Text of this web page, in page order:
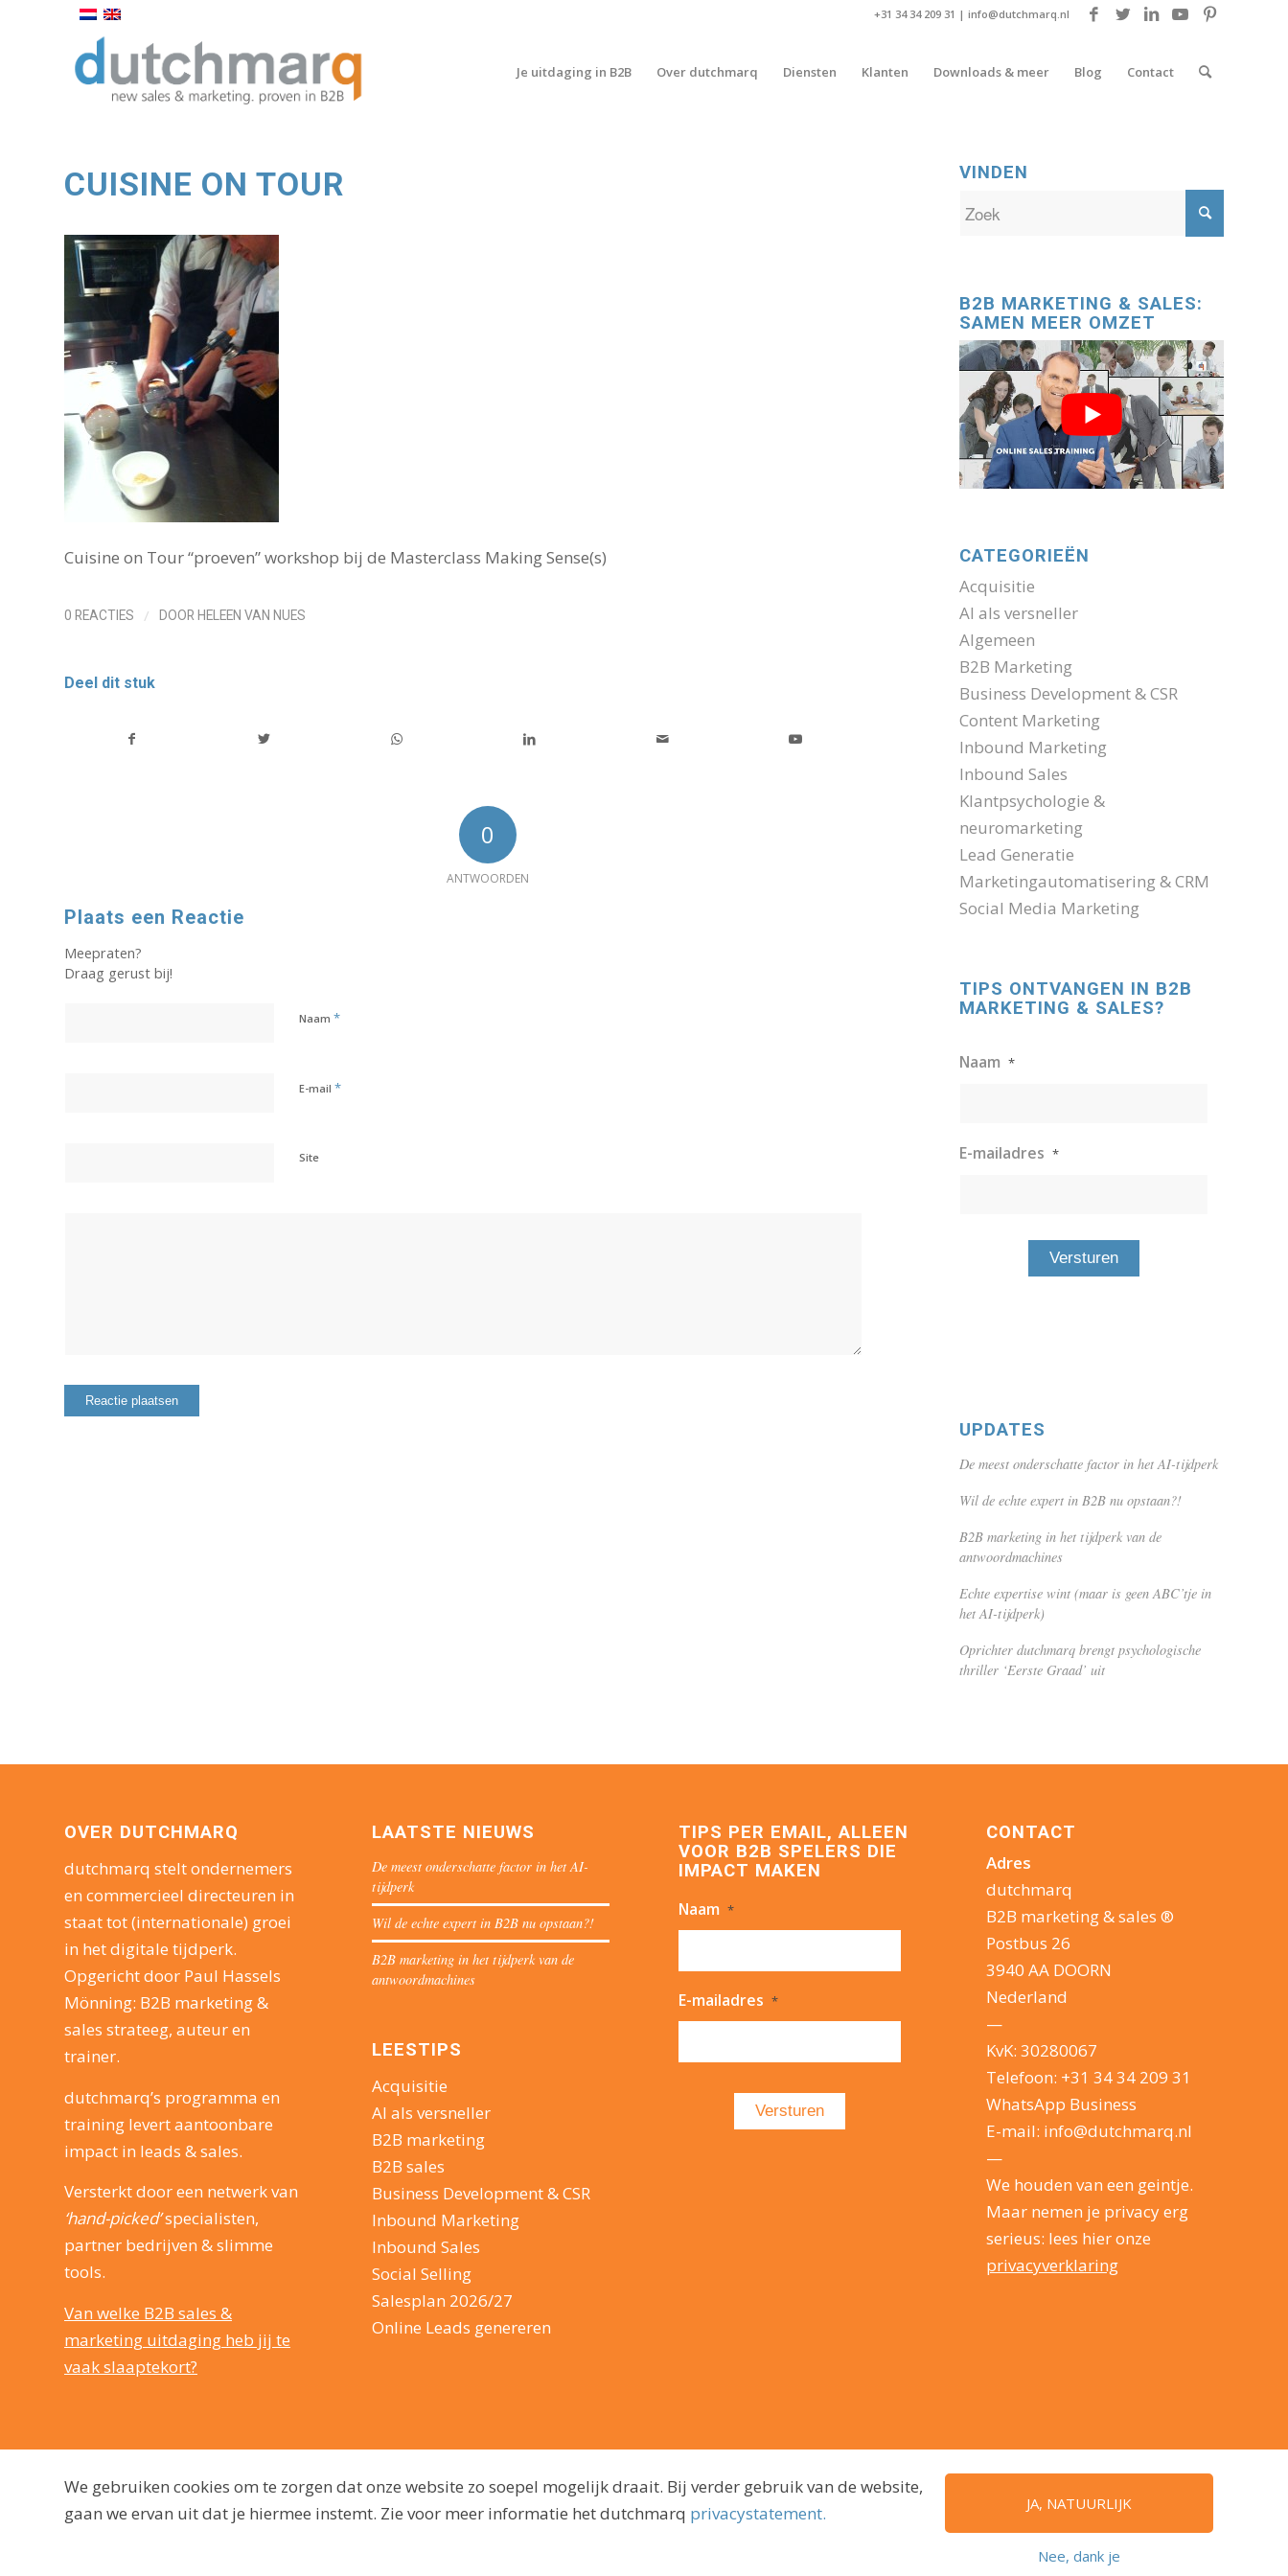
+31 34 34 209 31 | info@dutchmarq.nl
Je uitdaging in B2B Over dutchmarq Diensten Klanten Downloads & meer Blog Contact
CUISINE ON TOUR
Cuisine on Tour “proeven” workshop bij de Masterclass Making Sense(s)
0 REACTIES / DOOR HELEEN VAN NUES
Deel dit stuk
0
ANTWOORDEN
Plaats een Reactie
Meepraten?
Draag gerust bij!
Naam *
E-mail *
Site
VINDEN
B2B MARKETING & SALES:
SAMEN MEER OMZET
CATEGORIEËN
Acquisitie
AI als versneller
Algemeen
B2B Marketing
Business Development & CSR
Content Marketing
Inbound Marketing
Inbound Sales
Klantpsychologie &
neuromarketing
Lead Generatie
Marketingautomatisering & CRM
Social Media Marketing
TIPS ONTVANGEN IN B2B
MARKETING & SALES?
Naam *
E-mailadres *
UPDATES
De meest onderschatte factor in het AI-tijdperk
Wil de echte expert in B2B nu opstaan?!
B2B marketing in het tijdperk van de
antwoordmachines
Echte expertise wint (maar is geen ABC’tje in
het AI-tijdperk)
Oprichter dutchmarq brengt psychologische
thriller ‘Eerste Graad’ uit
OVER DUTCHMARQ
dutchmarq stelt ondernemers
en commercieel directeuren in
staat tot (internationale) groei
in het digitale tijdperk.
Opgericht door Paul Hassels
Mönning: B2B marketing &
sales strateeg, auteur en
trainer.
dutchmarq’s programma en
training levert aantoonbare
impact in leads & sales.
Versterkt door een netwerk van
‘hand-picked’specialisten,
partner bedrijven & slimme
tools.
Van welke B2B sales &
marketing uitdaging heb jij te
vaak slaaptekort?
LAATSTE NIEUWS
De meest onderschatte factor in het AI-
tijdperk
Wil de echte expert in B2B nu opstaan?!
B2B marketing in het tijdperk van de
antwoordmachines
LEESTIPS
Acquisitie
AI als versneller
B2B marketing
B2B sales
Business Development & CSR
Inbound Marketing
Inbound Sales
Social Selling
Salesplan 2026/27
Online Leads genereren
TIPS PER EMAIL, ALLEEN
VOOR B2B SPELERS DIE
IMPACT MAKEN
Naam *
E-mailadres *
CONTACT
Adres
dutchmarq
B2B marketing & sales ®
Postbus 26
3940 AA DOORN
Nederland
—
KvK: 30280067
Telefoon: +31 34 34 209 31
WhatsApp Business
E-mail: info@dutchmarq.nl
—
We houden van een geintje.
Maar nemen je privacy erg
serieus: lees hier onze
privacyverklaring
We gebruiken cookies om te zorgen dat onze website zo soepel mogelijk draait. Bij verder gebruik van de website,
gaan we ervan uit dat je hiermee instemt. Zie voor meer informatie het dutchmarq privacystatement. JA, NATUURLIJK
Nee, dank je